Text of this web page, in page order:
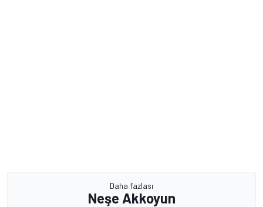
Daha fazlası
Neşe Akkoyun